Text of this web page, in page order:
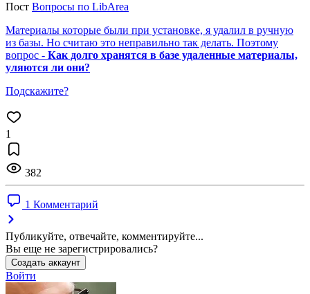
Пост Вопросы по LibArea
Материалы которые были при установке, я удалил в ручную
из базы. Но считаю это неправильно так делать. Поэтому
вопрос - Как долго хранятся в базе удаленные материалы,
уляются ли они?
Подскажите?
1
382
1 Комментарий
Публикуйте, отвечайте, комментируйте...
Вы еще не зарегистрировались?
Создать аккаунт
Войти